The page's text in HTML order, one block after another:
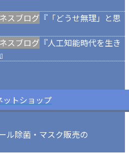
スブログ 『「どうせ無理」と思
スブログ 『人工知能時代を生き
ットショップ
ル除菌・マスク販売の